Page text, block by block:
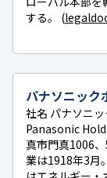
する。 (
パナソニック
社名 パナソニ
Panasonic
真市門真1006
業は1918年3月